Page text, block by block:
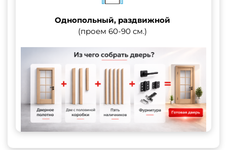
Однопольный, раздвижной
(проем 60-90 см.)